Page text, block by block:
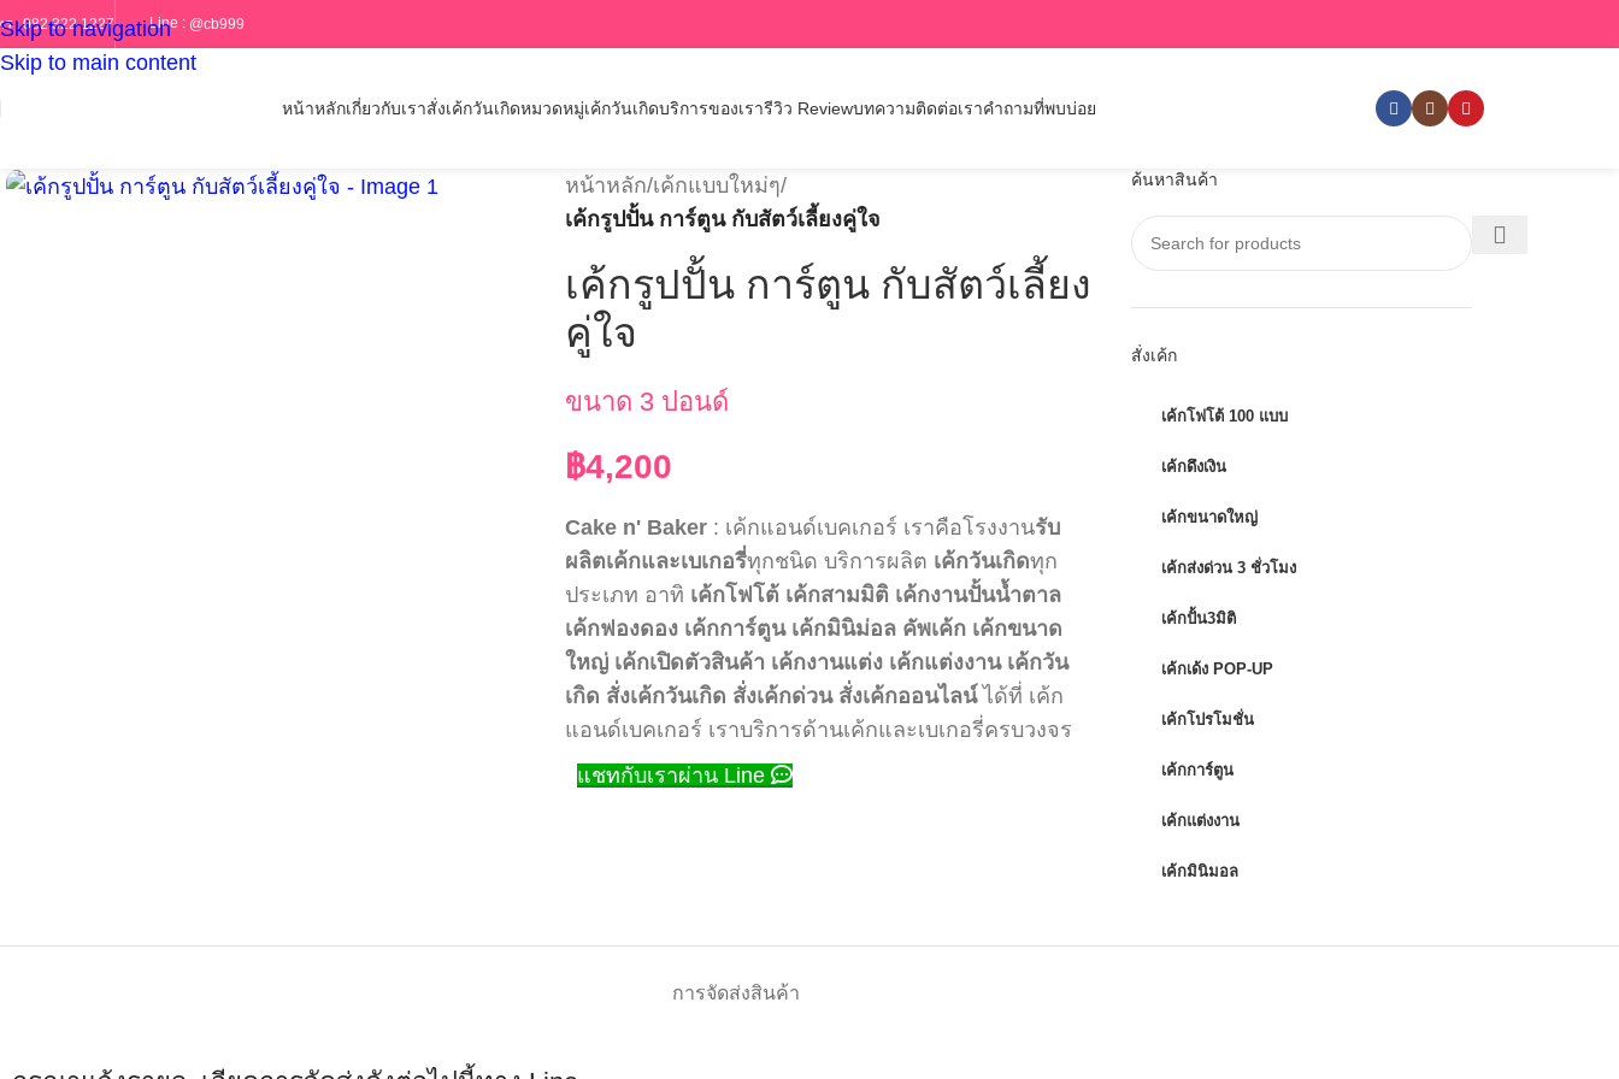
Skip to navigation
Skip to main content
ร : 082 322 1227 Line : @cb999
หน้าหลักเกี่ยวกับเราสั่งเค้กวันเกิดหมวดหมู่เค้กวันเกิดบริการของเรารีวิว Reviewบทความติดต่อเราคำถามที่พบบ่อย
หน้าหลัก/เค้กแบบใหม่ๆ/
เค้กรูปปั้น การ์ตูน กับสัตว์เลี้ยงคู่ใจ
เค้กรูปปั้น การ์ตูน กับสัตว์เลี้ยง
คู่ใจ
ขนาด 3 ปอนด์
฿4,200
Cake n' Baker : เค้กแอนด์เบคเกอร์ เราคือโรงงานรับ
ผลิตเค้กและเบเกอรี่ทุกชนิด บริการผลิต เค้กวันเกิดทุก
ประเภท อาทิ เค้กโฟโต้ เค้กสามมิติ เค้กงานปั้นน้ำตาล
เค้กฟองดอง เค้กการ์ตูน เค้กมินิม่อล คัพเค้ก เค้กขนาด
ใหญ่ เค้กเปิดตัวสินค้า เค้กงานแต่ง เค้กแต่งงาน เค้กวัน
เกิด สั่งเค้กวันเกิด สั่งเค้กด่วน สั่งเค้กออนไลน์ได้ที่ เค้ก
แอนด์เบคเกอร์ เราบริการด้านเค้กและเบเกอรี่ครบวงจร
แชทกับเราผ่าน Line
ค้นหาสินค้า
สั่งเค้ก
เค้กโฟโต้ 100 แบบ
เค้กดึงเงิน
เค้กขนาดใหญ่
เค้กส่งด่วน 3 ชั่วโมง
เค้กปั้น3มิติ
เค้กเด้ง POP-UP
เค้กโปรโมชั่น
เค้กการ์ตูน
เค้กแต่งงาน
เค้กมินิมอล
การจัดส่งสินค้า